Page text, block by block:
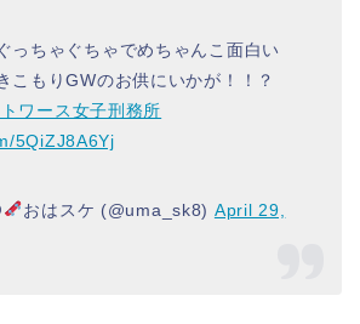
っちゃぐちゃでめちゃんこ面白い
こもりGWのお供にいかが！！？
ワース女子刑務所
5QiZJ8A6Yj
おはスケ (@uma_sk8) April 29,